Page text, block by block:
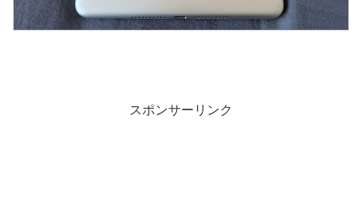
スポンサーリンク